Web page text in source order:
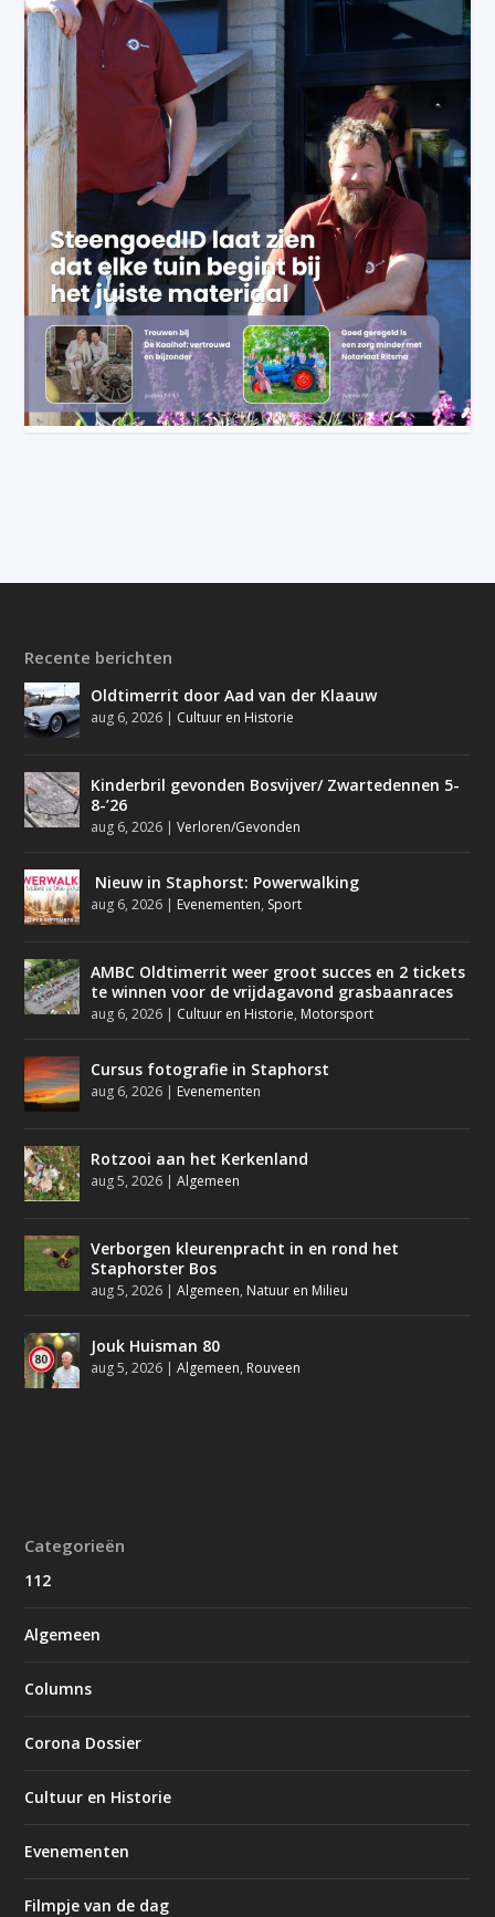
Recente berichten
Oldtimerrit door Aad van der Klaauw
aug 6, 2026 | Cultuur en Historie
Kinderbril gevonden Bosvijver/ Zwartedennen 5-
8-’26
aug 6, 2026 |Verloren/Gevonden
Nieuw in Staphorst: Powerwalking
aug 6, 2026 | Evenementen, Sport
AMBC Oldtimerrit weer groot succes en 2 tickets
te winnen voor de vrijdagavond grasbaanraces
aug 6, 2026 | Cultuur en Historie, Motorsport
Cursus fotografie in Staphorst
aug 6, 2026 | Evenementen
Rotzooi aan het Kerkenland
aug 5, 2026 |Algemeen
Verborgen kleurenpracht in en rond het
Staphorster Bos
aug 5, 2026 |Algemeen, Natuur en Milieu
Jouk Huisman 80
aug 5, 2026 |Algemeen, Rouveen
Categorieën
112
Algemeen
Columns
Corona Dossier
Cultuur en Historie
Evenementen
Filmpje van de dag